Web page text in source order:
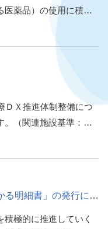
医薬品）の使用に積極
ようよろしくお願い
ＤＸ推進体制整備につ
。（関連施設基準：・
格確認を利用して･･･
る明細書」の発行につ
極的に推進していく